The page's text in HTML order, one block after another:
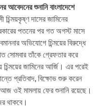
আবেদনের শুনানি বাংলাদেশে
চিন্ময়কৃষ্ণ দাসের জামিনের
পতনের পর গত অগস্ট মাসে
অভিযোগে চিন্ময়ের বিরুদ্ধে
সোমবার তাঁকে গ্রেফতার করে
জামিনের আর্জি। এর পরেই
প্রতিবাদ, বিক্ষোভ শুরু করেন
ওই মামলায় ফের শুনানি রয়েছে।
থাকবে।